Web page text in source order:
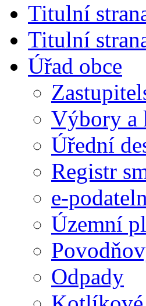
Titulní
Titulní
Úřad obce
Výbory a
Úřední
Registr
e-
Územní
Odpady